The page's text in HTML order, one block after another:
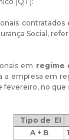
contratados
Social,
em regime
a empresa em
fevereiro, no
Tipo de EI
A + B